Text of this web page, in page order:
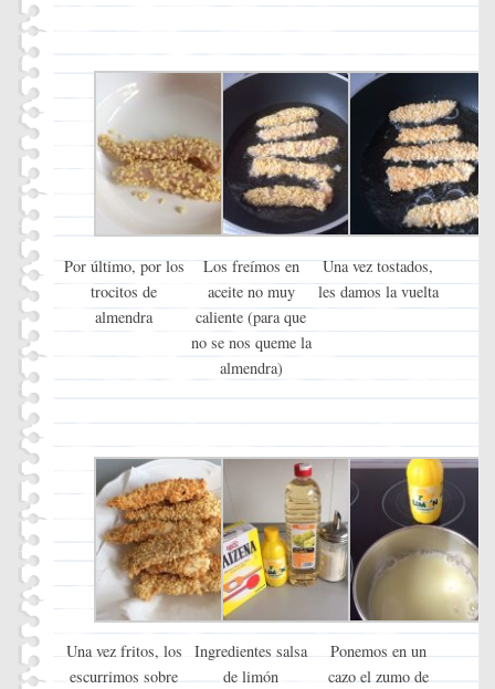
Por último, por los
trocitos de
almendra
Los freímos en
aceite no muy
caliente (para que
no se nos queme la
almendra)
Una vez tostados,
les damos la vuelta
Una vez fritos, los
escurrimos sobre
Ingredientes salsa
de limón
Ponemos en un
cazo el zumo de